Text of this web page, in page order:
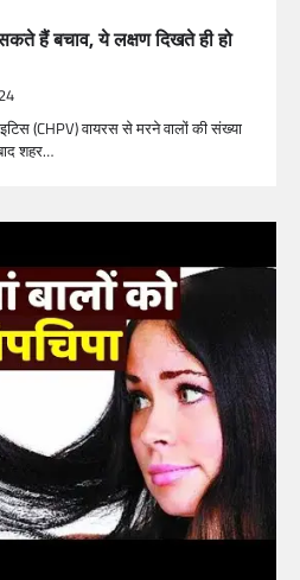
हैं बचाव, ये लक्षण दिखते ही हो
(CHPV) वायरस से मरने वालों की संख्या
शहर…